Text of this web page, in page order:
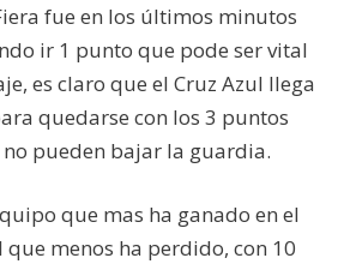
fue en los últimos minutos
ir 1 punto que pode ser vital
es claro que el Cruz Azul llega
quedarse con los 3 puntos
pueden bajar la guardia.
que mas ha ganado en el
menos ha perdido, con 10